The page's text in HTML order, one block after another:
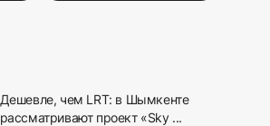
Дешевле, чем LRT: в Шымкенте
рассматривают проект «Sky ...